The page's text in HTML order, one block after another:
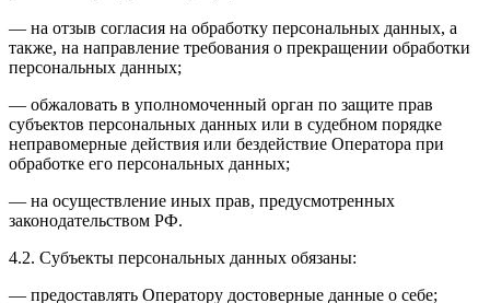
— на отзыв согласия на обработку персональных данных, а
также, на направление требования о прекращении обработки
персональных данных;
— обжаловать в уполномоченный орган по защите прав
субъектов персональных данных или в судебном порядке
неправомерные действия или бездействие Оператора при
обработке его персональных данных;
— на осуществление иных прав, предусмотренных
законодательством РФ.
4.2. Субъекты персональных данных обязаны:
— предоставлять Оператору достоверные данные о себе;